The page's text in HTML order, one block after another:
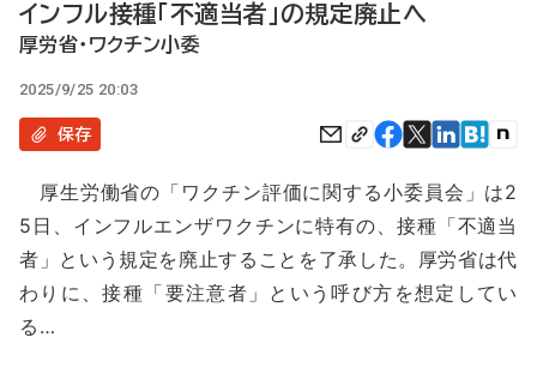
テ
ツ
に
動
インフル接種「不適当者」の規定廃止へ
厚労省・ワクチン小委
2025/9/25 20:03
保存
厚生労働省の「ワクチン評価に関する小委員会」は2
5日、インフルエンザワクチンに特有の、接種「不適当
者」という規定を廃止することを了承した。厚労省は代
わりに、接種「要注意者」という呼び方を想定してい
る…